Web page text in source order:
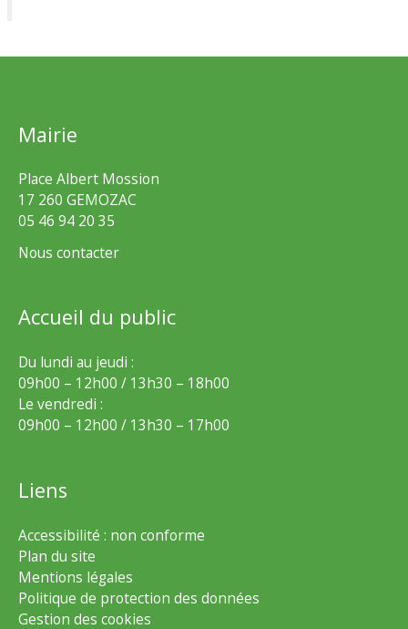
Mairie
Place Albert Mossion
17 260 GEMOZAC
05 46 94 20 35
Nous contacter
Accueil du public
Du lundi au jeudi :
09h00 – 12h00 / 13h30 – 18h00
Le vendredi :
09h00 – 12h00 / 13h30 – 17h00
Liens
Accessibilité : non conforme
Plan du site
Mentions légales
Politique de protection des données
Gestion des cookies